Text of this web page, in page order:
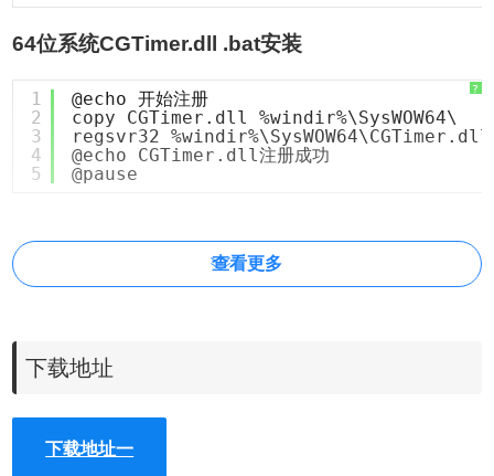
64位系统CGTimer.dll .bat安装
?
1
2
3
4
5
@echo 开始注册
copy CGTimer.dll %windir%\SysWOW64\
regsvr32
@echo CGTimer.dll注册成功
@pause
查看更多
下载地址
下载地址一